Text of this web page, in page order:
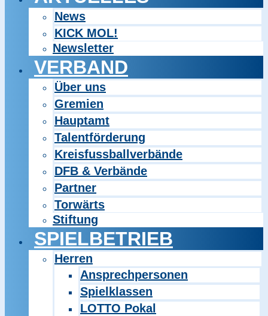
News
KICK MOL!
Newsletter
VERBAND
Über uns
Gremien
Hauptamt
Talentförderung
Kreisfussballverbände
DFB & Verbände
Partner
Torwärts
Stiftung
SPIELBETRIEB
Herren
Ansprechpersonen
Spielklassen
LOTTO Pokal